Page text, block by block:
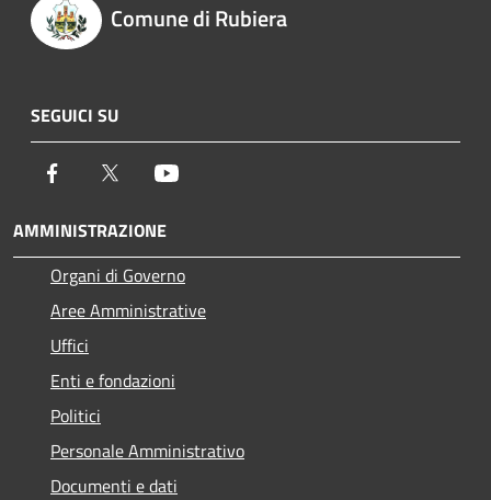
Comune di Rubiera
SEGUICI SU
Facebook Twitter
AMMINISTRAZIONE
Organi di Governo
Aree Amministrative
Uffici
Enti e fondazioni
Politici
Personale Amministrativo
Documenti e dati